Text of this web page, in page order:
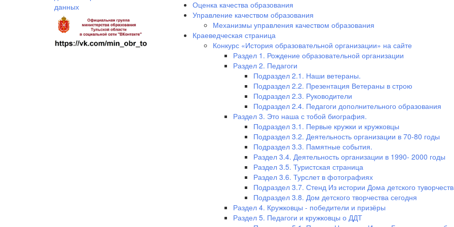
данных
Оценка качества образования
Управление качеством образования
Механизмы управления качеством образования
Краеведческая страница
Конкурс «История образовательной организации» на сайте
Раздел 1. Рождение образовательной организации
Раздел 2. Педагоги
Подраздел 2.1. Наши ветераны.
Подраздел 2.2. Презентация Ветераны в строю
Подраздел 2.3. Руководители
Подраздел 2.4. Педагоги дополнительного образования
Раздел 3. Это наша с тобой биография.
Подраздел 3.1. Первые кружки и кружковцы
Подраздел 3.2. Деятельность организации в 70-80 годы
Подраздел 3.3. Памятные события.
Раздел 3.4. Деятельность организации в 1990- 2000 годы
Раздел 3.5. Туристская страница
Раздел 3.6. Турслет в фотографиях
Подраздел 3.7. Стенд Из истории Дома детского
Подраздел 3.8. Дом детского творчества сегодня
Раздел 4. Кружковцы - победители и призёры
Раздел 5. Педагоги и кружковцы о ДДТ